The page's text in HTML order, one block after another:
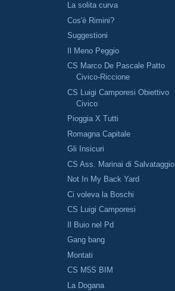
La solita curva
Cos'è Rimini?
Suggestioni
Il Meno Peggio
CS Marco De Pascale Patto
Civico-Riccione
CS Luigi Camporesi Obiettivo
Civico
Pioggia X Tutti
Romagna Capitale
Gli Insicuri
CS Ass. Marinai di Salvataggio
Not In My Back Yard
Ci voleva la Boschi
CS Luigi Camporesi
Il Buio nel Pd
Gang bang
Montati
CS M5S BIM
La Dogana